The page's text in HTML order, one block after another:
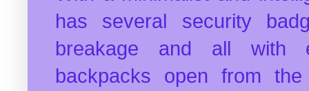
has several security
breakage and all with
backpacks open from